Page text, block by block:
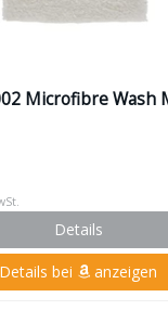
Microfibre Wash
Details
Details bei anzeigen